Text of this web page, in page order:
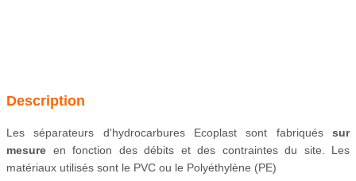
Description
Les séparateurs d'hydrocarbures Ecoplast sont fabriqués sur
mesure en fonction des débits et des contraintes du site. Les
matériaux utilisés sont le PVC ou le Polyéthylène (PE)